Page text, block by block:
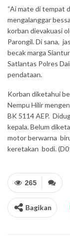
“Ai mate di tempat
mengalanggar
korban dievakuasi
Parongil. Di sana,
becak marga
Satlantas Polres
pendataan.
Korban diketahui
Nempu Hilir
BK 5114 AEP.
kepala. Belum
motor berwarna
keretakan bodi.
265
Bagikan